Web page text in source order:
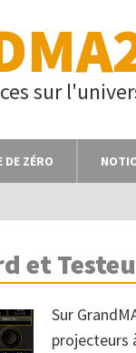
sur
DE ZÉRO
et
Sur
projecteurs